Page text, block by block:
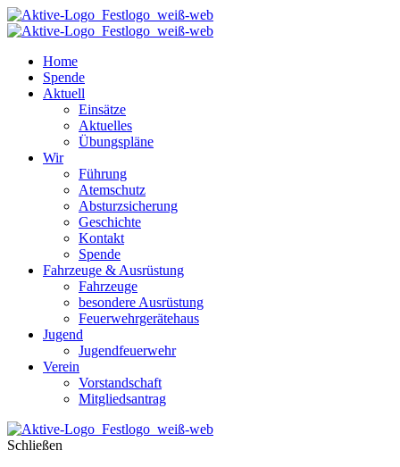
Home
Spende
Aktuell
Einsätze
Aktuelles
Übungspläne
Wir
Führung
Atemschutz
Absturzsicherung
Geschichte
Kontakt
Spende
Fahrzeuge & Ausrüstung
Fahrzeuge
besondere Ausrüstung
Feuerwehrgerätehaus
Jugend
Jugendfeuerwehr
Verein
Vorstandschaft
Mitgliedsantrag
Schließen